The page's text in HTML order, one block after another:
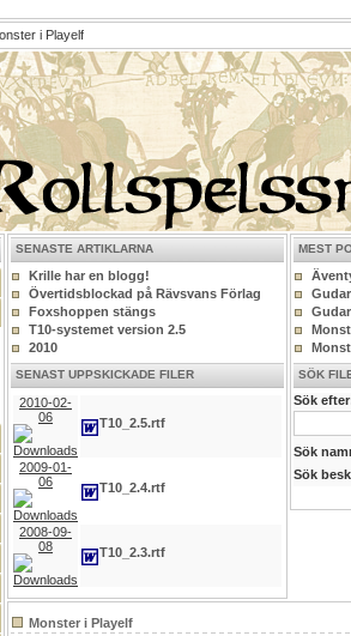
i Playelf
SENASTE ARTIKLARNA
Krille har en blogg!
Övertidsblockad på Rävsvans Förlag
Foxshoppen stängs
T10-systemet version 2.5
2010
SENAST UPPSKICKADE FILER
2010-02-
06
T10_2.5.rtf
2009-01-
06
T10_2.4.rtf
2008-09-
08
T10_2.3.rtf
MEST
SÖK
Sök
Sök
Sök
Monster i Playelf